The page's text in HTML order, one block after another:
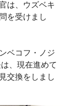
は、ウズベキ
を受けまし
ベコフ・ノジ
、現在進めて
交換をしまし